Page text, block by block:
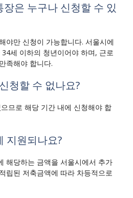
은 누구나 신청할 수 있
야만 신청이 가능합니다. 서울시에
세 이하의 청년이어야 하며, 근로
족해야 합니다.
청할 수 없나요?
므로 해당 기간 내에 신청해야 합
지원되나요?
해당하는 금액을 서울시에서 추가
립된 저축금액에 따라 차등적으로